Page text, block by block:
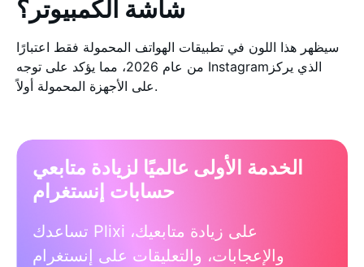
شاشة الكمبيوتر؟
سيظهر هذا اللون في تطبيقات الهواتف المحمولة فقط اعتبارًا
من عام 2026، مما يؤكد على توجه Instagramالذي يركز
على الأجهزة المحمولة أولاً.
الخدمة الأولى عالميًا لزيادة متابعي
حسابات إنستغرام
تساعدك Plixi على زيادة متابعيك،
والإعجابات، والتعليقات على إنستغرام